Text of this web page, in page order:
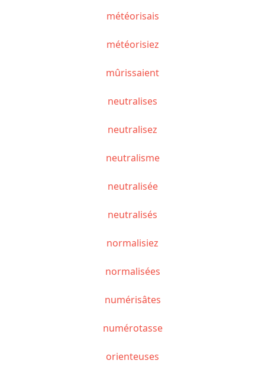
météorisais
météorisiez
mûrissaient
neutralises
neutralisez
neutralisme
neutralisée
neutralisés
normalisiez
normalisées
numérisâtes
numérotasse
orienteuses